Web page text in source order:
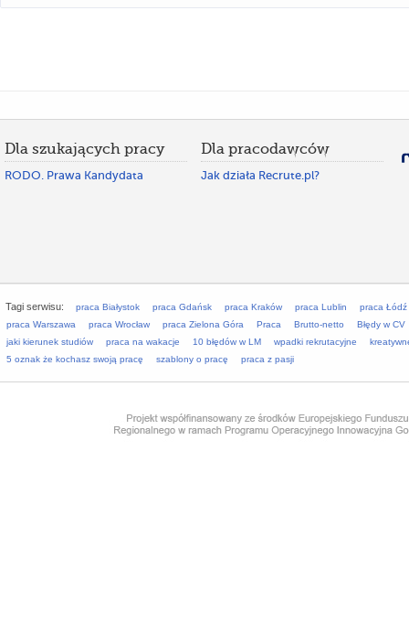
Dla szukających pracy
RODO. Prawa Kandydata
Dla pracodawców
Jak działa Recrute.pl?
Tagi serwisu: praca Białystok praca Gdańsk praca Kraków praca Lublin
praca Łódź
praca Warszawa
praca Wrocław praca Zielona Góra Praca Brutto-netto
Błędy w CV
jaki kierunek studiów
praca na wakacje 10 błędów w LM wpadki rekrutacyjne
5 oznak że kochasz swoją pracę
szablony o pracę praca z pasji